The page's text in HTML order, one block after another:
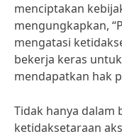
menciptakan
mengungkapkan,
mengatasi
bekerja keras
mendapatkan hak
Tidak hanya dalam
ketidaksetaraan